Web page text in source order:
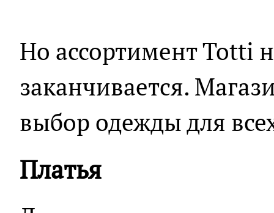
Но ассортимент Totti
заканчивается.
выбор одежды для
Платья